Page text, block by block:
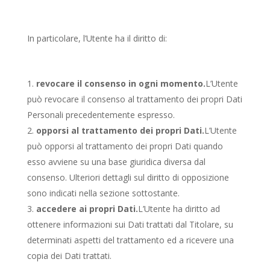
In particolare, l’Utente ha il diritto di:
revocare il consenso in ogni momento.L’Utente
può revocare il consenso al trattamento dei propri Dati
Personali precedentemente espresso.
opporsi al trattamento dei propri Dati.L’Utente
può opporsi al trattamento dei propri Dati quando
esso avviene su una base giuridica diversa dal
consenso. Ulteriori dettagli sul diritto di opposizione
sono indicati nella sezione sottostante.
accedere ai propri Dati.L’Utente ha diritto ad
ottenere informazioni sui Dati trattati dal Titolare, su
determinati aspetti del trattamento ed a ricevere una
copia dei Dati trattati.